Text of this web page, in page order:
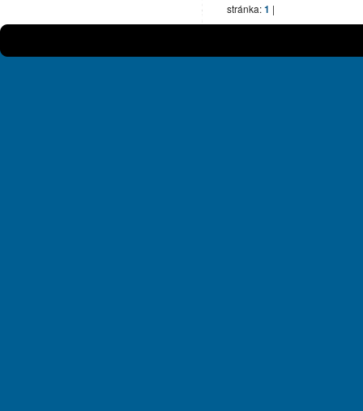
stránka:1 |